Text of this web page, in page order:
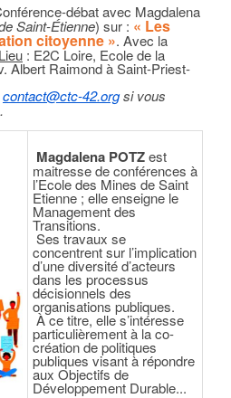
débat avec Magdalena
Saint-Étienne) sur : « Les
citoyenne ». Avec la
Lieu : E2C Loire, Ecole de la
Albert Raimond à Saint-Priest-
contact@ctc-42.orgsi vous
Magdalena POTZest
maitresse de conférences à
l’Ecole des Mines de Saint
Etienne ; elle enseigne le
Management des
Transitions.
Ses travaux se
concentrent sur l’implication
d’une diversité d’acteurs
dans les processus
décisionnels des
organisations publiques.
À ce titre, elle s’intéresse
particulièrement à la co-
création de politiques
publiques visant à répondre
aux Objectifs de
Développement Durable...